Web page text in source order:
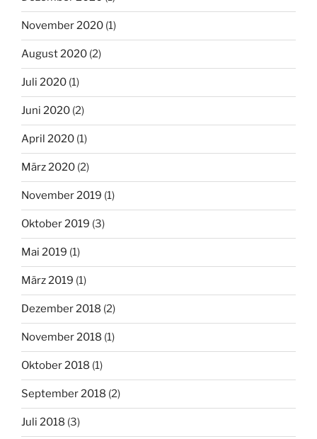
November 2020 (1)
August 2020 (2)
Juli 2020 (1)
Juni 2020 (2)
April 2020 (1)
März 2020 (2)
November 2019 (1)
Oktober 2019 (3)
Mai 2019 (1)
März 2019 (1)
Dezember 2018 (2)
November 2018 (1)
Oktober 2018 (1)
September 2018 (2)
Juli 2018 (3)